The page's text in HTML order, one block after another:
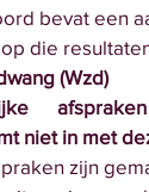
bevat een
op die
(Wzd)
niet in met
zijn